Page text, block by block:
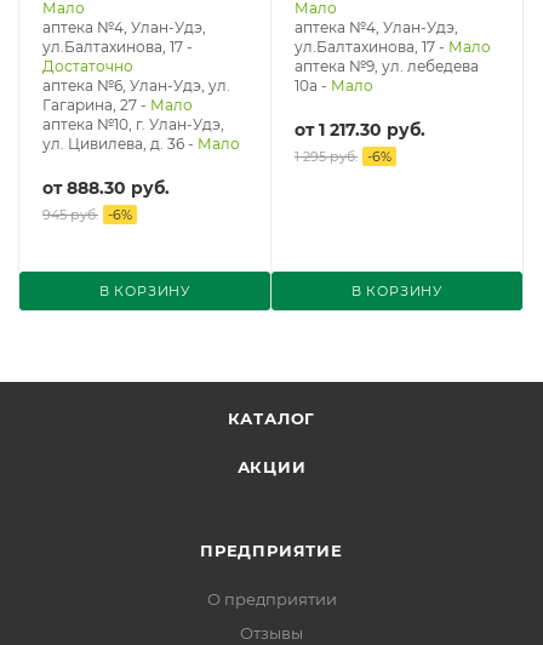
Мало
аптека №4, Улан-Удэ,
ул.Балтахинова, 17 -
Достаточно
аптека №6, Улан-Удэ, ул.
Гагарина, 27 - Мало
аптека №10, г. Улан-Удэ,
ул. Цивилева, д. 36 - Мало
от888.30 руб.
945 руб. -6%
В КОРЗИНУ
Мало
аптека №4, Улан-Удэ,
ул.Балтахинова, 17 - Мало
аптека №9, ул. лебедева
10а - Мало
от1 217.30 руб.
1 295 руб. -6%
В КОРЗИНУ
КАТАЛОГ
АКЦИИ
ПРЕДПРИЯТИЕ
О предприятии
Отзывы